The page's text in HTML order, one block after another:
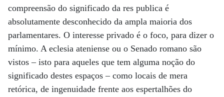
compreensão do significado da res publica é
absolutamente desconhecido da ampla maioria dos
parlamentares. O interesse privado é o foco, para dizer o
mínimo. A eclesia ateniense ou o Senado romano são
vistos – isto para aqueles que tem alguma noção do
significado destes espaços – como locais de mera
retórica, de ingenuidade frente aos espertalhões do